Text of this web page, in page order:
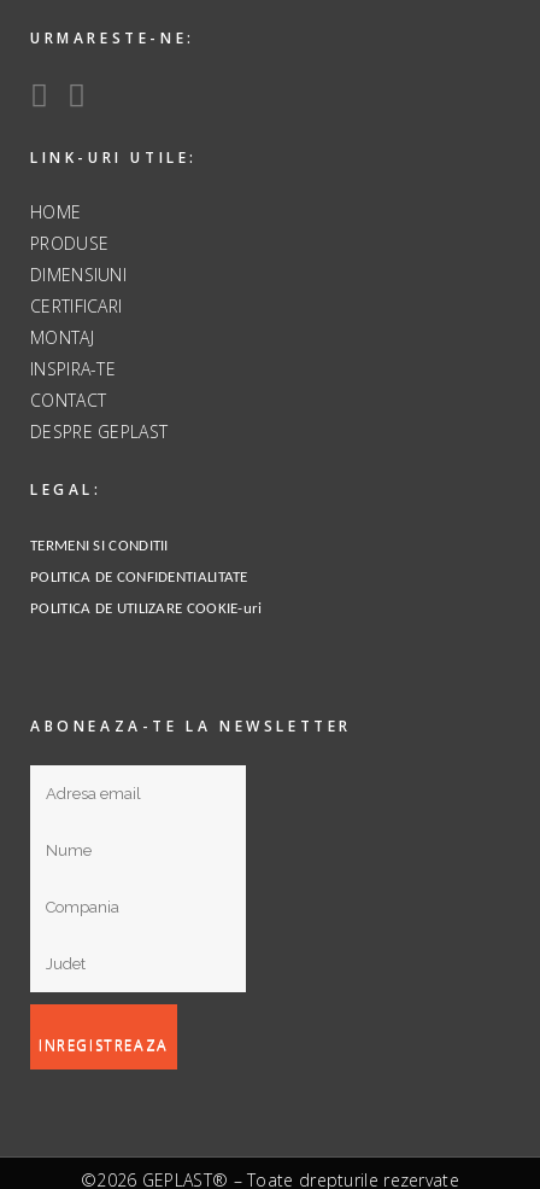
URMARESTE-NE:
LINK-URI UTILE:
HOME
PRODUSE
DIMENSIUNI
CERTIFICARI
MONTAJ
INSPIRA-TE
CONTACT
DESPRE GEPLAST
LEGAL:
TERMENI SI CONDITII
POLITICA DE CONFIDENTIALITATE
POLITICA DE UTILIZARE COOKIE-uri
ABONEAZA-TE LA NEWSLETTER
©2026 GEPLAST® – Toate drepturile rezervate